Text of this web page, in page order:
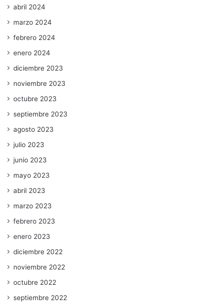
abril 2024
marzo 2024
febrero 2024
enero 2024
diciembre 2023
noviembre 2023
octubre 2023
septiembre 2023
agosto 2023
julio 2023
junio 2023
mayo 2023
abril 2023
marzo 2023
febrero 2023
enero 2023
diciembre 2022
noviembre 2022
octubre 2022
septiembre 2022